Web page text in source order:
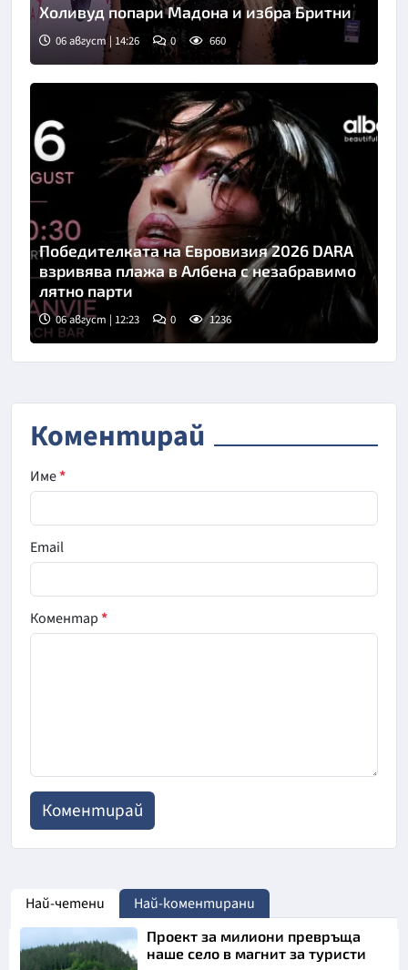
Снимка: People
Холивуд попари Мадона и избра Бритни
06 август | 14:26 0 660
Победителката на Евровизия 2026 DARA
взривява плажа в Албена с незабравимо
лятно парти
06 август | 12:23 0 1236
Коментирай
Име*
Email
Коментар*
Най-четени Най-коментирани
Проект за милиони превръща
наше село в магнит за туристи